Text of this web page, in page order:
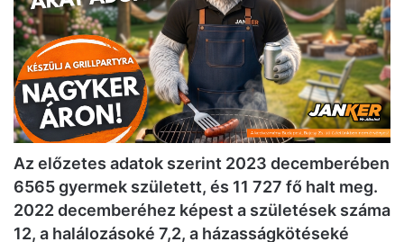
Az előzetes adatok szerint 2023 decemberében
6565 gyermek született, és 11 727 fő halt meg.
2022 decemberéhez képest a születések száma
12, a halálozásoké 7,2, a házasságkötéseké